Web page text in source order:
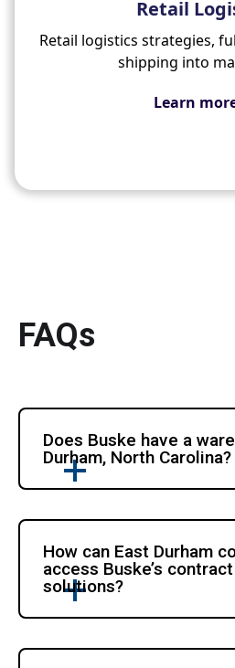
Retail
Retail logistics strategies,
shipping into
Learn
FAQs
Does Buske have a
Durham, North Carolina?
How can East Durham
access Buske’s
solutions?